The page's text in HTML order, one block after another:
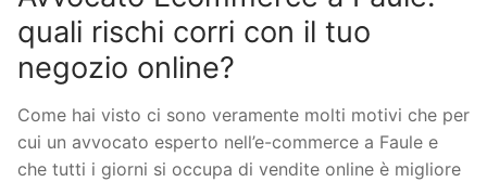
quali rischi corri con il tuo
negozio online?
Come hai visto ci sono veramente molti motivi che per
cui un avvocato esperto nell’e-commerce a Faule e
che tutti i giorni si occupa di vendite online è migliore